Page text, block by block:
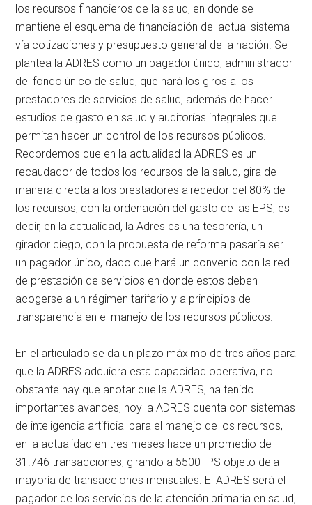
los recursos financieros de la salud, en donde se
mantiene el esquema de financiación del actual sistema
vía cotizaciones y presupuesto general de la nación. Se
plantea la ADRES como un pagador único, administrador
del fondo único de salud, que hará los giros a los
prestadores de servicios de salud, además de hacer
estudios de gasto en salud y auditorías integrales que
permitan hacer un control de los recursos públicos.
Recordemos que en la actualidad la ADRES es un
recaudador de todos los recursos de la salud, gira de
manera directa a los prestadores alrededor del 80% de
los recursos, con la ordenación del gasto de las EPS, es
decir, en la actualidad, la Adres es una tesorería, un
girador ciego, con la propuesta de reforma pasaría ser
un pagador único, dado que hará un convenio con la red
de prestación de servicios en donde estos deben
acogerse a un régimen tarifario y a principios de
transparencia en el manejo de los recursos públicos.
En el articulado se da un plazo máximo de tres años para
que la ADRES adquiera esta capacidad operativa, no
obstante hay que anotar que la ADRES, ha tenido
importantes avances, hoy la ADRES cuenta con sistemas
de inteligencia artificial para el manejo de los recursos,
en la actualidad en tres meses hace un promedio de
31.746 transacciones, girando a 5500 IPS objeto dela
mayoría de transacciones mensuales. El ADRES será el
pagador de los servicios de la atención primaria en salud,